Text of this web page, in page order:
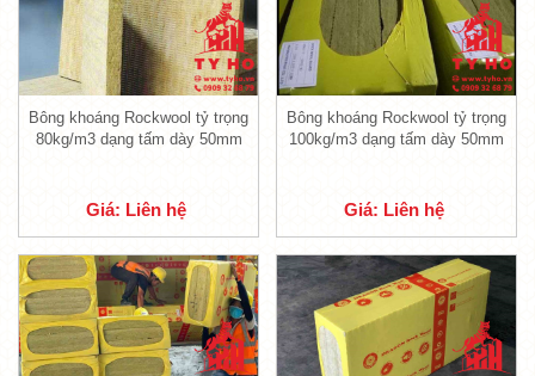
Tấm Rockwool bảo ôn chống cháy
-Bông khoáng Rockwool tỷ trọng
50kg/m3có cấu tạo tương tự với các sản
Bông khoáng Rockwool tỷ trọng
80kg/m3 dạng tấm dày 50mm
Giá: Liên hệ
Bông khoáng Rockwool tỷ trọng
100kg/m3 dạng tấm dày 50mm
Giá: Liên hệ